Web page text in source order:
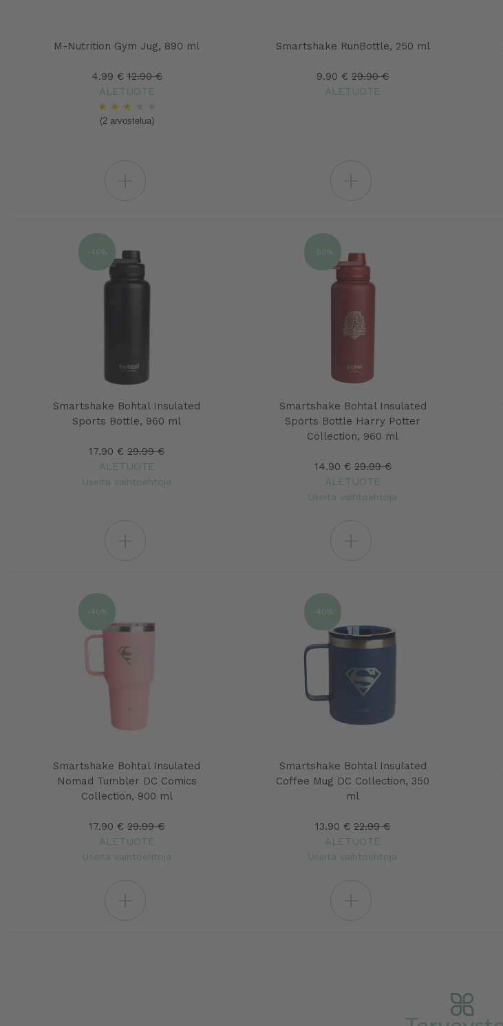
M-Nutrition Gym Jug, 890 ml
4.99 € 12.90 €
ALETUOTE
★ ★ ★
(2 arvostelua)
Smartshake RunBottle, 250 ml
9.90 € 29.90 €
ALETUOTE
Smartshake Bohtal Insulated
Sports Bottle, 960 ml
17.90 € 29.99 €
ALETUOTE
Useita vaihtoehtoja
-40%
Smartshake Bohtal Insulated
Sports Bottle Harry Potter
Collection, 960 ml
14.90 € 29.99 €
ALETUOTE
Useita vaihtoehtoja
-50%
Smartshake Bohtal Insulated
Nomad Tumbler DC Comics
Collection, 900 ml
17.90 € 29.99 €
ALETUOTE
Useita vaihtoehtoja
-40%
Smartshake Bohtal Insulated
Coffee Mug DC Collection, 350
ml
13.90 € 22.99 €
ALETUOTE
Useita vaihtoehtoja
-40%